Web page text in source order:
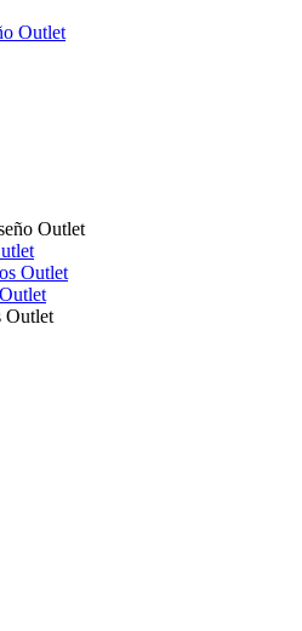
Outlet
Outlet